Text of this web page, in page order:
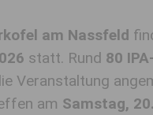
am Nassfeld
statt. Rund 80
Veranstaltung
am Samstag,